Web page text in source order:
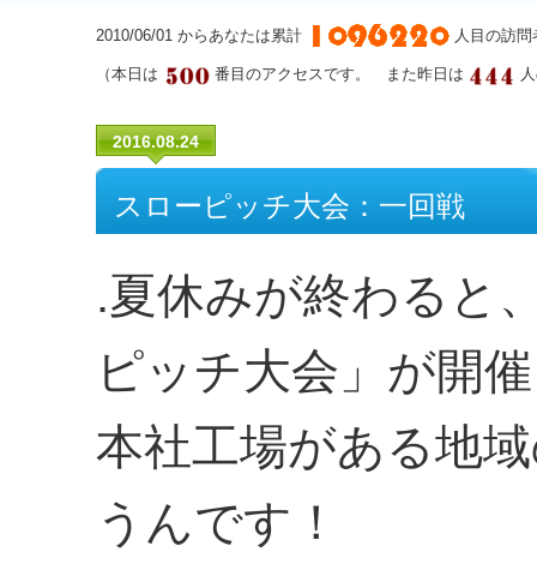
2010/06/01 からあなたは累計 人目の訪
（本日は 番目のアクセスです。 また昨日は
2016.08.24
スローピッチ大会：一回戦
.夏休みが終わると
ピッチ大会」が開
本社工場がある地
うんです！